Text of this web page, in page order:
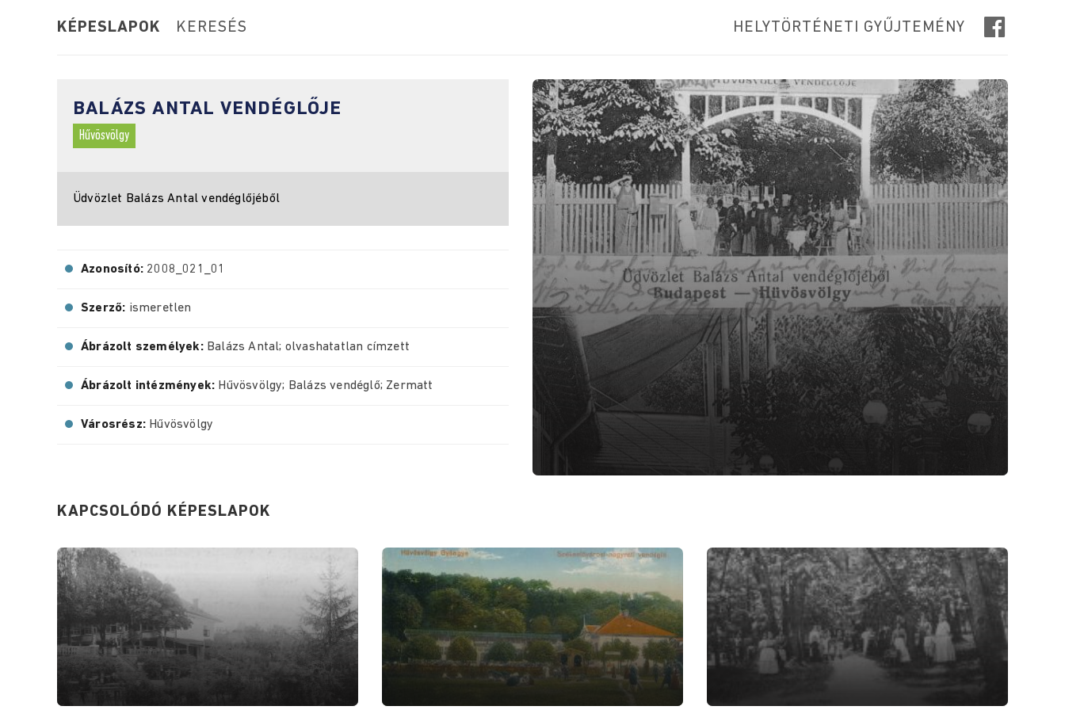
KÉPESLAPOK KERESÉS HELYTÖRTÉNETI GYŰJTEMÉNY
BALÁZS ANTAL VENDÉGLŐJE
Hűvösvölgy
Üdvözlet Balázs Antal vendéglőjéből
Azonosító: 2008_021_01
Szerző: ismeretlen
Ábrázolt személyek: Balázs Antal; olvashatatlan címzett
Ábrázolt intézmények: Hűvösvölgy; Balázs vendéglő; Zermatt
Városrész: Hűvösvölgy
KAPCSOLÓDÓ KÉPESLAPOK